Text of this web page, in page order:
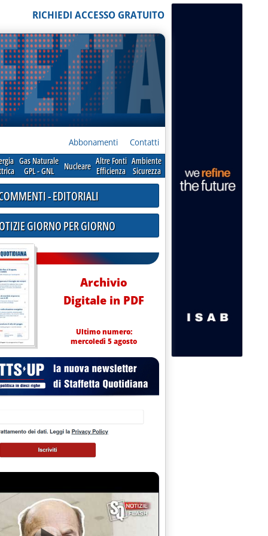
RICHIEDI ACCESSO GRATUITO
Abbonamenti Contatti
Gas Naturale
GPL - GNL
Nucleare Altre Fonti
Efficienza
Ambiente
Sicurezza
alle 14.52.
- EDITORIALI
GIORNO PER GIORNO
Archivio
Digitale in PDF
Ultimo numero:
mercoledì 5 agosto